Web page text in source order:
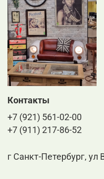
Контакты
+7 (921) 561-02-00
+7 (911) 217-86-52
г Санкт-Петербург, ул